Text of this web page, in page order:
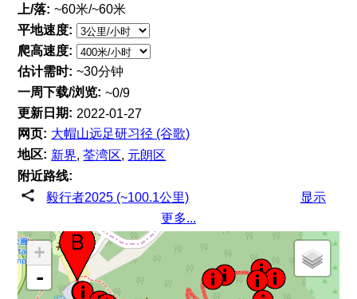
上/落: ~60米/~60米
平地速度:
爬高速度:
估计需时: ~30分钟
一周下载/浏览: ~0/9
更新日期: 2022-01-27
网页: 大帽山远足研习径 (谷歌)
地区: 新界,荃湾区, 元朗区
附近路线:
毅行者2025 (~100.1公里)
显示
更多...
+
-